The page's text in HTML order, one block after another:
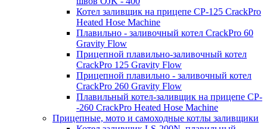
Котел заливщик на прицепе CP-125 CrackPro
Heated Hose Machine
Плавильно - заливочный котел CrackPro 60
Gravity Flow
Прицепной плавильно-заливочный котел
CrackPro 125 Gravity Flow
Прицепной плавильно - заливочный котел
CrackPro 260 Gravity Flow
Плавильный котел-заливщик на прицепе CP-
-260 CrackPro Heated Hose Machine
Прицепные, мото и самоходные котлы заливщики